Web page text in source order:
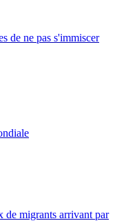
de ne pas s'immiscer
de migrants arrivant par